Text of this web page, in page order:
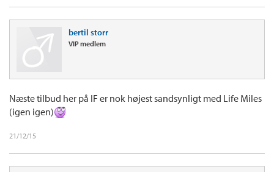
bertil storr
VIP medlem
Næste tilbud her på IF er nok højest sandsynligt med Life Miles
(igen igen)
21/12/15